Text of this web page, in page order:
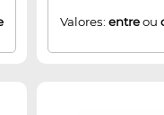
Valores: entreou